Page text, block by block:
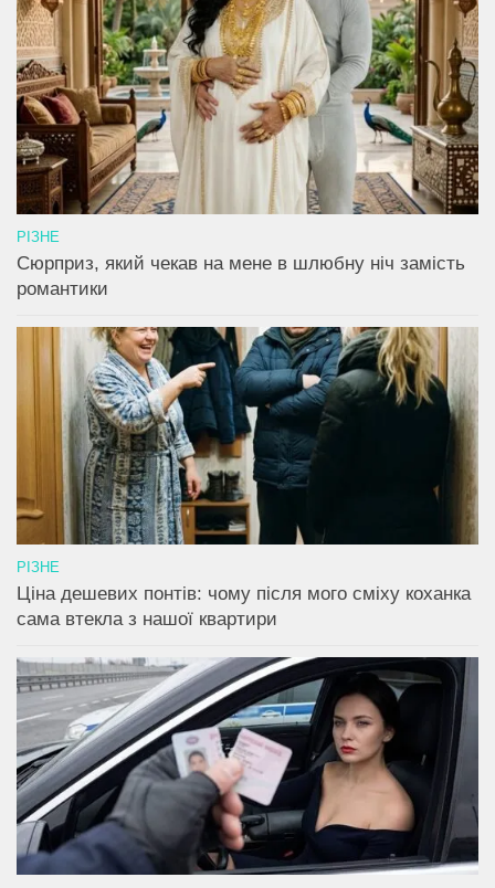
РІЗНЕ
Сюрприз, який чекав на мене в шлюбну ніч замість
романтики
РІЗНЕ
Ціна дешевих понтів: чому після мого сміху коханка
сама втекла з нашої квартири